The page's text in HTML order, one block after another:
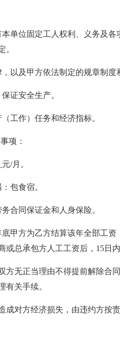
单位固定工人权利、义务及
。
以及甲方依法制定的规章制度
证安全生产。
工作）任务和经济指标。
项：
/月。
包食宿。
合同保证金和人身保险。
甲方为乙方结算该年全部工
或总承包方人工工资后，15日内
方无正当理由不得提前解除合
有关手续。
成对方经济损失，由违约方按